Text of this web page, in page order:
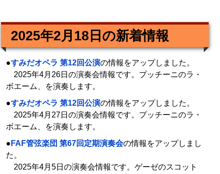
2025年2月18日の新着情報
●すみだオペラ 第12回公演の情報をアップしました。
2025年4月26日の演奏会情報です。プッチーニのラ・
ボエーム、を演奏します。
●すみだオペラ 第12回公演の情報をアップしました。
2025年4月27日の演奏会情報です。プッチーニのラ・
ボエーム、を演奏します。
● FAF管弦楽団 第67回定期演奏会の情報をアップしまし
た。
2025年4月5日の演奏会情報です。ゲーゼのスコット